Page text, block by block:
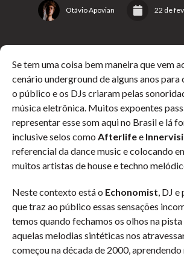
Otávio Apovian 22 de
Se tem uma coisa bem maneira que vem
cenário underground de alguns anos para
o público e os DJs criaram pelas
música eletrônica. Muitos expoentes
representar esse som aqui no Brasil e lá
inclusive selos como Afterlifee
referencial da dance music e colocando
muitos artistas de house e techno
Neste contexto está o Echonomist, DJ
que traz ao público essas sensações
temos quando fechamos os olhos na
aquelas melodias sintéticas nos
começou na década de 2000, aprendendo